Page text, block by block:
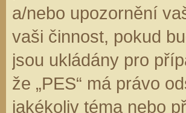
a/nebo upozornění
vaši činnost, pokud
jsou ukládány pro
že „PES“ má právo
jakékoliv téma nebo